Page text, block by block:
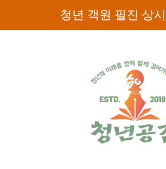
청년 객원 필진 상